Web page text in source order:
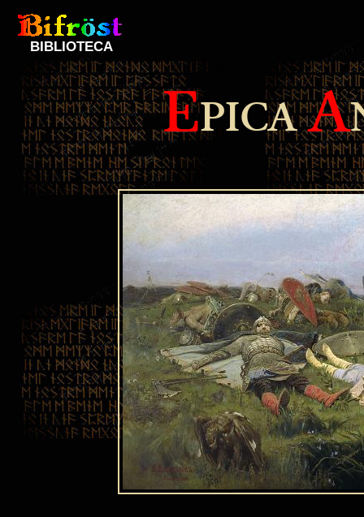
BIBLIOTECA
EPICAA